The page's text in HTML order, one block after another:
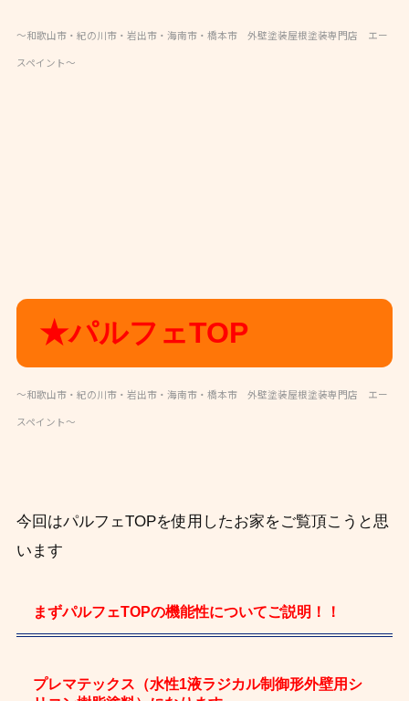
～和歌山市・紀の川市・岩出市・海南市・橋本市 外壁塗装屋根塗装専門店 エー
スペイント～
★パルフェTOP
～和歌山市・紀の川市・岩出市・海南市・橋本市 外壁塗装屋根塗装専門店 エー
スペイント～
今回はパルフェTOPを使用したお家をご覧頂こうと思
います
まずパルフェTOPの機能性についてご説明！！
プレマテックス（水性1液ラジカル制御形外壁用シ